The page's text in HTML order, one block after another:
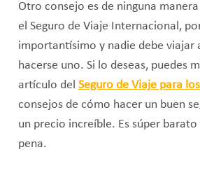
Otro consejo es de ninguna
el Seguro de Viaje Internacional,
importantísimo y nadie debe viajar
hacerse uno. Si lo deseas, puedes
artículo del Seguro de Viaje para
consejos de cómo hacer un buen
un precio increíble. Es súper
pena.